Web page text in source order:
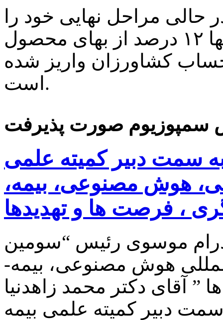
حالی مراحل نهایی خود را
طی می‌کند که تاکنون، تنها ۱۲ درصد از بهای محصول
کشاورزان واریز شده
است.
سمپوزیوم صورت پذیرفت
سمت دبیر کمیته علمی
هوش مصنوعی، بیمه،
، فرصت ها و تهدیدها
موسوی رئیس “سومین
هوش مصنوعی، بیمه-
آقای دکتر محمد زاهدنیا
دبیر کمیته علمی بیمه